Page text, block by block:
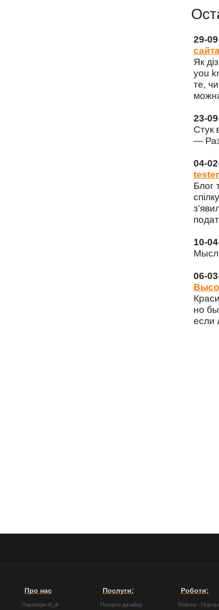
29-
Як
you
те,
23-
Стук
—
04-
tester
Блог
10-
06-
но
если
Про нас
Партнери di_di
Послуги:
Послуги дизайну
Роботи:
Робота -